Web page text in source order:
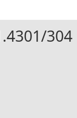
304